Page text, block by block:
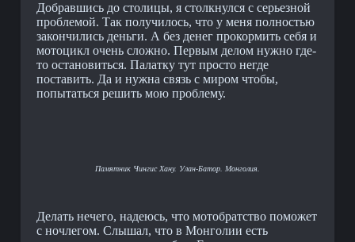
Добравшись до столицы, я столкнулся с серьезной
проблемой. Так получилось, что у меня полностью
закончились деньги. А без денег прокормить себя и
мотоцикл очень сложно. Первым делом нужно где-
то остановиться. Палатку тут просто негде
поставить. Да и нужна связь с миром чтобы,
попытаться решить мою проблему.
Памятник Чингис Хану. Улан-Батор. Монголия.
Делать нечего, надеюсь, что мотобратство поможет
с ночлегом. Слышал, что в Монголии есть